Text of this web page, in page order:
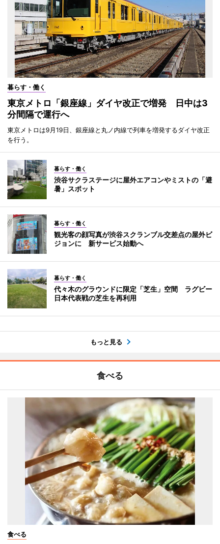
暮らす・働く
東京メトロ「銀座線」ダイヤ改正で増発 日中は3
分間隔で運行へ
東京メトロは9月19日、銀座線と丸ノ内線で列車を増発するダイヤ改正
を行う。
暮らす・働く
渋谷サクラステージに屋外エアコンやミストの「避
暑」スポット
暮らす・働く
観光客の顔写真が渋谷スクランブル交差点の屋外ビ
ジョンに 新サービス始動へ
暮らす・働く
代々木のグラウンドに限定「芝生」空間 ラグビー
日本代表戦の芝生を再利用
もっと見る
食べる
食べる